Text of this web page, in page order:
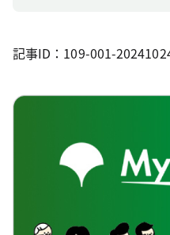
記事ID：109-001-